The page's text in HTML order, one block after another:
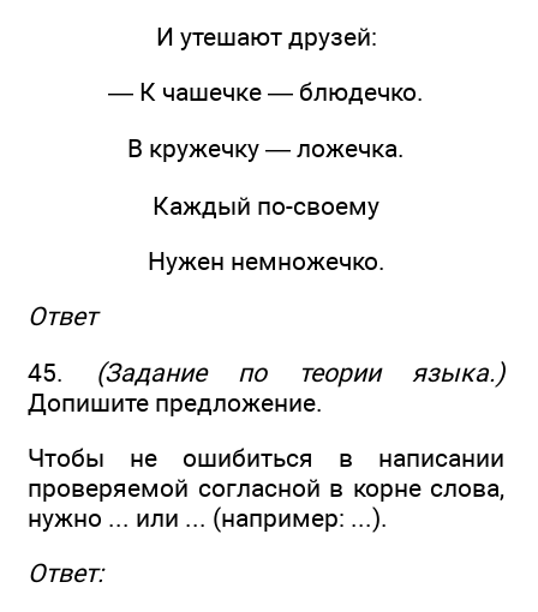
И утешают друзей:
— К чашечке — блюдечко.
В кружечку — ложечка.
Каждый по-своему
Нужен немножечко.
Ответ
45. (Задание по теории языка.)
Допишите предложение.
Чтобы не ошибиться в написании
проверяемой согласной в корне слова,
нужно ... или ... (например: ...).
Ответ: